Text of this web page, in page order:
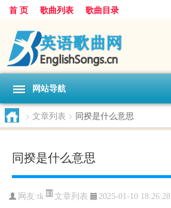
首 页 歌曲列表 歌曲目录
网站导航
> 文章列表 > 同揆是什么意思
同揆是什么意思
网友:tk 文章列表 2025-01-10 18:26:28